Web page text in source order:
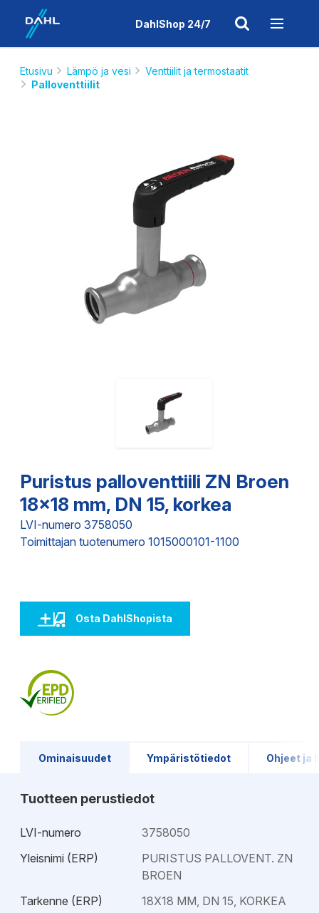
DahlShop 24/7
Etusivu Lämpö ja vesi
Venttiilit ja termostaatit
Palloventtiilit
Puristus palloventtiili ZN Broen
18x18 mm, DN 15, korkea
LVI-numero 3758050
Toimittajan tuotenumero 1015000101-1100
Osta DahlShopista
Ominaisuudet Ympäristötiedot Ohjeet ja
Tuotteen perustiedot
LVI-numero
3758050
Yleisnimi (ERP)
PURISTUS PALLOVENT. ZN
BROEN
Tarkenne (ERP)
18X18 MM, DN 15, KORKEA